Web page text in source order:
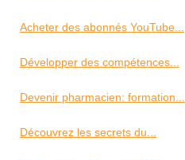
Acheter des abonnés YouTube...
Développer des compétences...
Devenir pharmacien: formation...
Découvrez les secrets du...